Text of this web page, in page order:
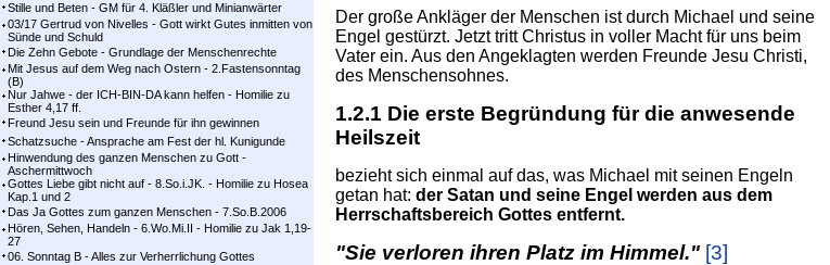
Stille und Beten - GM für 4. Kläßler und Minianwärter
03/17 Gertrud von Nivelles - Gott wirkt Gutes inmitten von
Sünde und Schuld
Die Zehn Gebote - Grundlage der Menschenrechte
Mit Jesus auf dem Weg nach Ostern - 2.Fastensonntag
(B)
Nur Jahwe - der ICH-BIN-DA kann helfen - Homilie zu
Esther 4,17 ff.
Freund Jesu sein und Freunde für ihn gewinnen
Schatzsuche - Ansprache am Fest der hl. Kunigunde
Hinwendung des ganzen Menschen zu Gott -
Aschermittwoch
Gottes Liebe gibt nicht auf - 8.So.i.JK. - Homilie zu Hosea
Kap.1 und 2
Das Ja Gottes zum ganzen Menschen - 7.So.B.2006
Hören, Sehen, Handeln - 6.Wo.Mi.II - Homilie zu Jak 1,19-
27
06. Sonntag B - Alles zur Verherrlichung Gottes
Der große Ankläger der Menschen ist durch Michael und seine
Engel gestürzt. Jetzt tritt Christus in voller Macht für uns beim
Vater ein. Aus den Angeklagten werden Freunde Jesu Christi,
des Menschensohnes.
1.2.1 Die erste Begründung für die anwesende
Heilszeit
bezieht sich einmal auf das, was Michael mit seinen Engeln
getan hat: der Satan und seine Engel werden aus dem
Herrschaftsbereich Gottes entfernt.
"Sie verloren ihren Platz im Himmel." [3]